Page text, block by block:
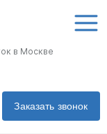
Заказать звонок
в Москве